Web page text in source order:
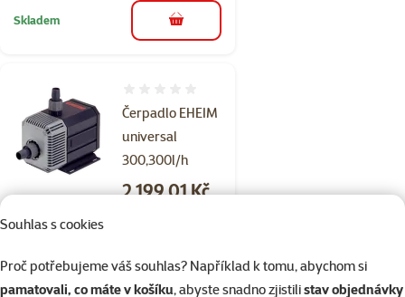
Souhlas s cookies
Proč potřebujeme váš souhlas? Například k tomu, abychom si
pamatovali, co máte v košíku, abyste snadno zjistilistav objednávky
Skladem do košíku
Čerpadlo EHEIM
universal
300,300l/h
Cena
2 199,01 Kč
zdarma
do košíku